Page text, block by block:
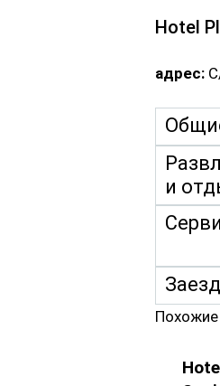
Hotel
адрес:
и
Заезд